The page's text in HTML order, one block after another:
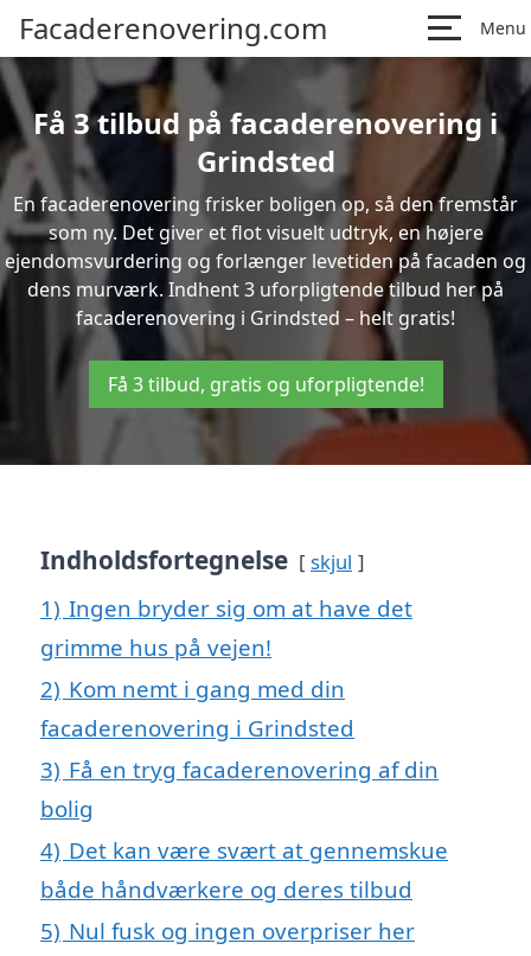
Facaderenovering.com Menu
Få 3 tilbud på facaderenovering i
Grindsted
En facaderenovering frisker boligen op, så den fremstår
som ny. Det giver et flot visuelt udtryk, en højere
ejendomsvurdering og forlænger levetiden på facaden og
dens murværk. Indhent 3 uforpligtende tilbud her på
facaderenovering i Grindsted – helt gratis!
Få 3 tilbud, gratis og uforpligtende!
Indholdsfortegnelse skjul
1) Ingen bryder sig om at have det
grimme hus på vejen!
2) Kom nemt i gang med din
facaderenovering i Grindsted
3) Få en tryg facaderenovering af din
bolig
4) Det kan være svært at gennemskue
både håndværkere og deres tilbud
5) Nul fusk og ingen overpriser her